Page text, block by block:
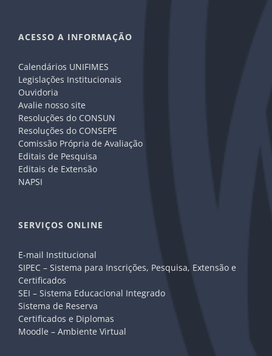
ACESSO A INFORMAÇÃO
Calendários UNIFIMES
Legislações Institucionais
Ouvidoria
Avalie nosso site
Resoluções do CONSUN
Resoluções do CONSEPE
Comissão Própria de Avaliação
Editais de Pesquisa
Editais de Extensão
NAPSI
SERVIÇOS ONLINE
E-mail Institucional
SIPEC – Sistema para Inscrições, Pesquisa, Extensão e
Certificados
SEI – Sistema Educacional Integrado
Sistema de Reserva
Certificados e Diplomas
Moodle – Ambiente Virtual